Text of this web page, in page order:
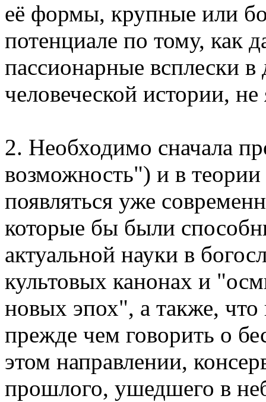
её формы, крупные или
потенциале по тому, как
пассионарные всплески
человеческой истории,
2. Необходимо сначала
возможность") и в
появляться уже
которые бы были
актуальной науки в
культовых канонах и
новых эпох", а также,
прежде чем говорить о
этом направлении,
прошлого, ушедшего в